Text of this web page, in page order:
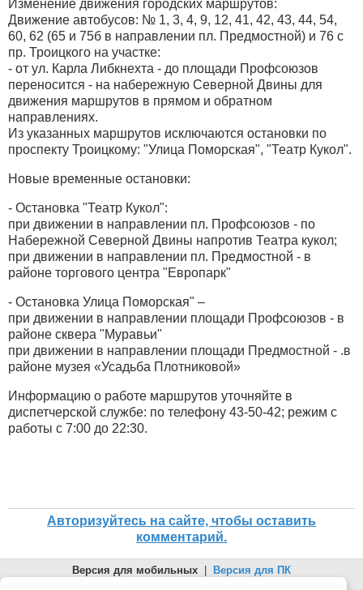
Изменение движения городских маршрутов:
Движение автобусов: № 1, 3, 4, 9, 12, 41, 42, 43, 44, 54,
60, 62 (65 и 75б в направлении пл. Предмостной) и 76 с
пр. Троицкого на участке:
- от ул. Карла Либкнехта - до площади Профсоюзов
переносится - на набережную Северной Двины для
движения маршрутов в прямом и обратном
направлениях.
Из указанных маршрутов исключаются остановки по
проспекту Троицкому: "Улица Поморская", "Театр Кукол".
Новые временные остановки:
- Остановка "Театр Кукол":
при движении в направлении пл. Профсоюзов - по
Набережной Северной Двины напротив Театра кукол;
при движении в направлении пл. Предмостной - в
районе торгового центра "Европарк"
- Остановка Улица Поморская" –
при движении в направлении площади Профсоюзов - в
районе сквера "Муравьи"
при движении в направлении площади Предмостной - .в
районе музея «Усадьба Плотниковой»
Информацию о работе маршрутов уточняйте в
диспетчерской службе: по телефону 43-50-42; режим с
работы с 7:00 до 22:30.
Авторизуйтесь на сайте, чтобы оставить
комментарий.
Версия для мобильных
Версия для ПК